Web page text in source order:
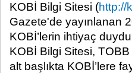
KOBİ Bilgi Sitesi (http://
Gazete'de yayınlanan
KOBİ’lerin ihtiyaç
KOBİ Bilgi Sitesi, TOBB
alt başlıkta KOBİ’lere